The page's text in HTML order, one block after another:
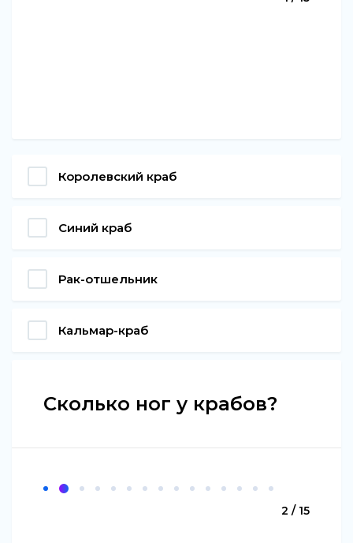
Королевский краб
Синий краб
Рак-отшельник
Кальмар-краб
Сколько ног у крабов?
2 / 15